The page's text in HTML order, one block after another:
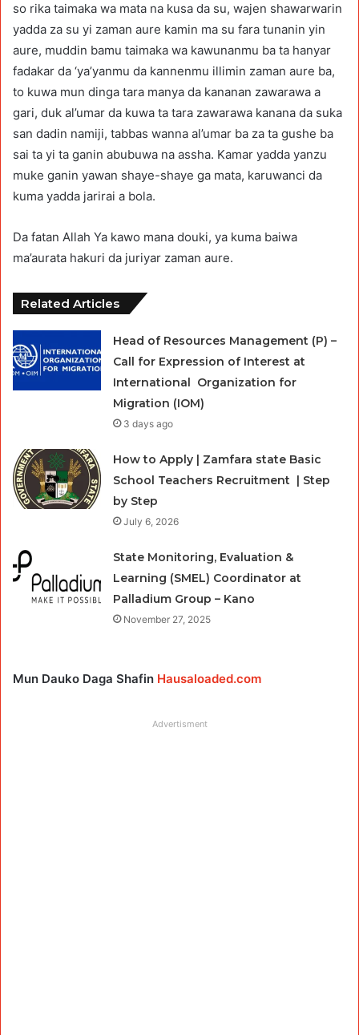
so rika taimaka wa mata na kusa da su, wajen shawarwarin
yadda za su yi zaman aure kamin ma su fara tunanin yin
aure, muddin bamu taimaka wa kawunanmu ba ta hanyar
fadakar da ‘ya’yanmu da kannenmu illimin zaman aure ba,
to kuwa mun dinga tara manya da kananan zawarawa a
gari, duk al’umar da kuwa ta tara zawarawa kanana da suka
san dadin namiji, tabbas wanna al’umar ba za ta gushe ba
sai ta yi ta ganin abubuwa na assha. Kamar yadda yanzu
muke ganin yawan shaye-shaye ga mata, karuwanci da
kuma yadda jarirai a bola.
Da fatan Allah Ya kawo mana douki, ya kuma baiwa
ma’aurata hakuri da juriyar zaman aure.
Related Articles
Head of Resources Management (P) –
Call for Expression of Interest at
International Organization for
Migration (IOM)
3 days ago
How to Apply | Zamfara state Basic
School Teachers Recruitment | Step
by Step
July 6, 2026
State Monitoring, Evaluation &
Learning (SMEL) Coordinator at
Palladium Group – Kano
November 27, 2025
Mun Dauko Daga Shafin Hausaloaded.com
Advertisment